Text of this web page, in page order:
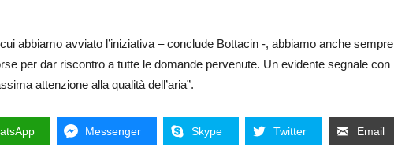
abbiamo avviato l’iniziativa – conclude Bottacin -, abbiamo anche sempre
per dar riscontro a tutte le domande pervenute. Un evidente segnale con
attenzione alla qualità dell’aria”.
Messenger Skype Twitter Email